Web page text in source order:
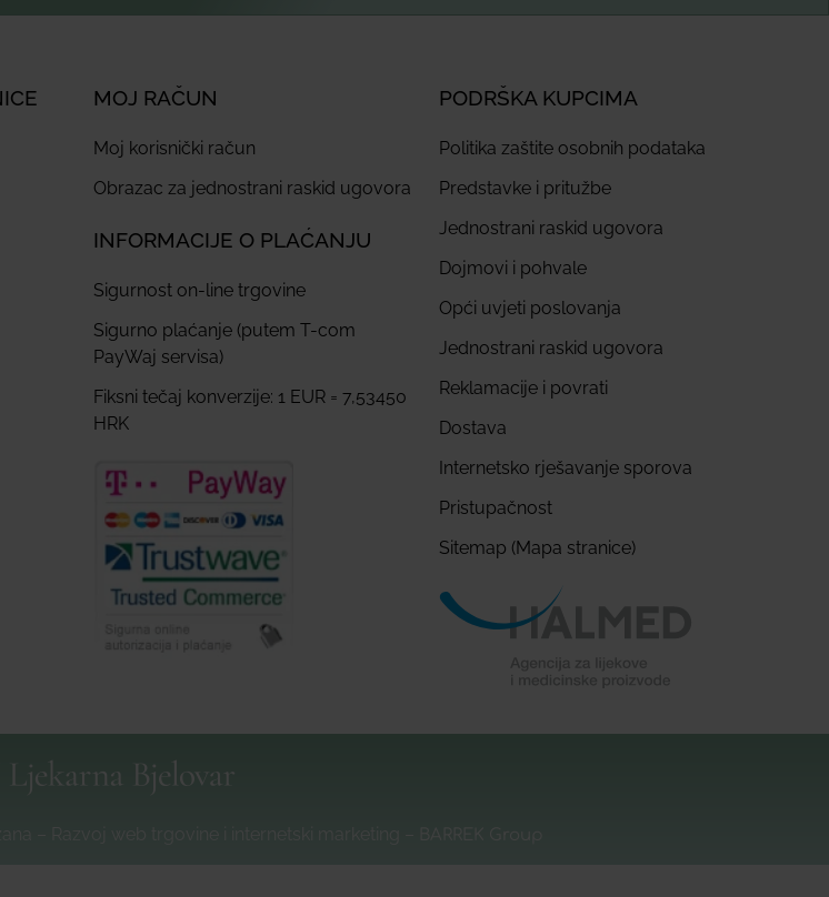
MOJ RAČUN
Moj korisnički račun
Obrazac za jednostrani raskid ugovora
INFORMACIJE O PLAĆANJU
Sigurnost on-line trgovine
Sigurno plaćanje (putem T-com
PayWaj servisa)
Fiksni tečaj konverzije: 1 EUR = 7,53450
HRK
PODRŠKA KUPCIMA
Politika zaštite osobnih podataka
Predstavke i pritužbe
Jednostrani raskid ugovora
Dojmovi i pohvale
Opći uvjeti poslovanja
Jednostrani raskid ugovora
Reklamacije i povrati
Dostava
Internetsko rješavanje sporova
Pristupačnost
Sitemap (Mapa stranice)